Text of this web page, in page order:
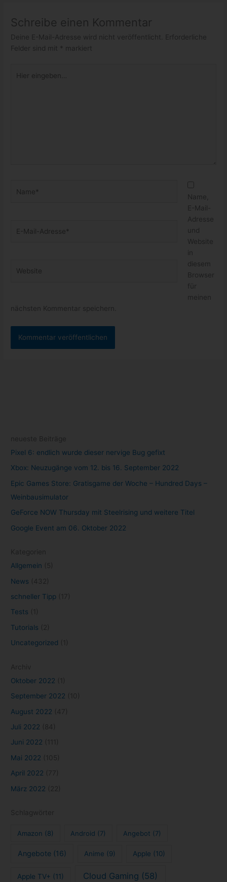
Schreibe einen Kommentar
Deine E-Mail-Adresse wird nicht veröffentlicht.
Erforderliche
Felder sind mit
* markiert
eingeben…
Mail-
Name,
E-Mail-
Adresse
und
Website
in
diesem
Browser
für
meinen
nächsten Kommentar speichern.
Pixel 6: endlich wurde dieser nervige Bug gefixt
Xbox: Neuzugänge vom 12. bis 16. September 2022
Epic Games Store: Gratisgame der Woche – Hundred Days –
Weinbausimulator
GeForce NOW Thursday mit Steelrising und weitere Titel
Google Event am 06. Oktober 2022
Allgemein
News
schneller Tipp
Tests
Tutorials
Uncategorized
Oktober 2022
September 2022
August 2022
Juli 2022
Juni 2022
Mai 2022
April 2022
März 2022
Amazon (8) Android (7) Angebot (7)
Angebote(16) Anime (9) Apple (10)
Apple TV+ (11) Cloud Gaming (58)